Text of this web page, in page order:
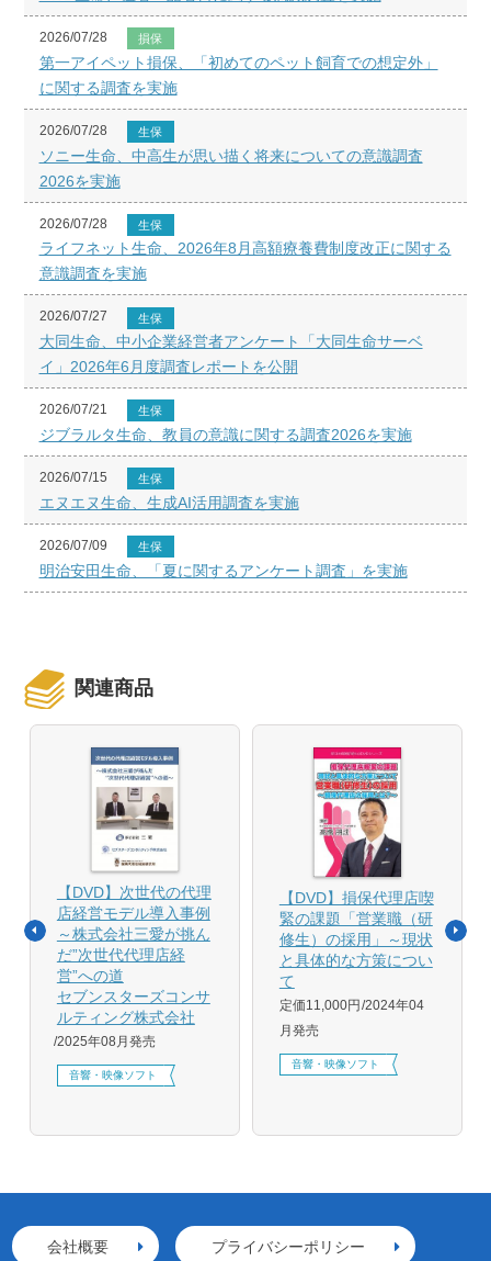
2026/07/28 損保
第一アイペット損保、「初めてのペット飼育での想定外」
に関する調査を実施
2026/07/28 生保
ソニー生命、中高生が思い描く将来についての意識調査
2026を実施
2026/07/28 生保
ライフネット生命、2026年8月高額療養費制度改正に関する
意識調査を実施
2026/07/27 生保
大同生命、中小企業経営者アンケート「大同生命サーベ
イ」2026年6月度調査レポートを公開
2026/07/21 生保
ジブラルタ生命、教員の意識に関する調査2026を実施
2026/07/15 生保
エヌエヌ生命、生成AI活用調査を実施
2026/07/09 生保
明治安田生命、「夏に関するアンケート調査」を実施
関連商品
【DVD】次世代の代理
店経営モデル導入事例
～株式会社三愛が挑ん
だ”次世代代理店経
営”への道
セブンスターズコンサ
ルティング株式会社
2025年08月発売
音響・映像ソフト
【DVD】損保代理店喫
緊の課題「営業職（研
修生）の採用」～現状
と具体的な方策につい
て
定価11,000円 2024年04
月発売
音響・映像ソフト
会社概要 プライバシーポリシー